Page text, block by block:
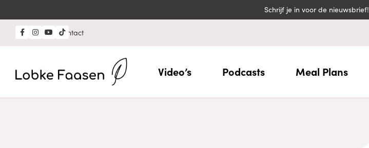
Schrijf je in voor de nieuwsbrief!
Video’s Podcasts Meal Plans
Professional? Contact